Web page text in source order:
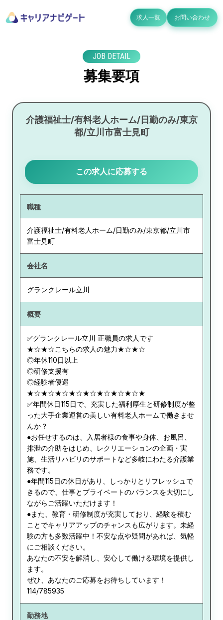
求人一覧 お問い合わせ
JOB DETAIL
募集要項
介護福祉士/有料老人ホーム/日勤のみ/東京
都/立川市富士見町
この求人に応募する
職種
介護福祉士/有料老人ホーム/日勤のみ/東京都/立川市
富士見町
会社名
グランクレール立川
概要
✅グランクレール立川 正職員の求人です
★☆★☆こちらの求人の魅力★☆★☆
◎年休110日以上
◎研修支援有
◎経験者優遇
★☆★☆★☆★☆★☆★☆★☆★☆★
✅年間休日115日で、充実した福利厚生と研修制度が整
った大手企業運営の美しい有料老人ホームで働きませ
んか？
●お任せするのは、入居者様の食事や身体、お風呂、
排泄の介助をはじめ、レクリエーションの企画・実
施、生活リハビリのサポートなど多岐にわたる介護業
務です。
●年間115日の休日があり、しっかりとリフレッシュで
きるので、仕事とプライベートのバランスを大切にし
ながらご活躍いただけます！
●また、教育・研修制度が充実しており、経験を積む
ことでキャリアアップのチャンスも広がります。未経
験の方も多数活躍中！不安な点や疑問があれば、気軽
にご相談ください。
あなたの不安を解消し、安心して働ける環境を提供し
ます。
ぜひ、あなたのご応募をお待ちしています！
114/785935
勤務地